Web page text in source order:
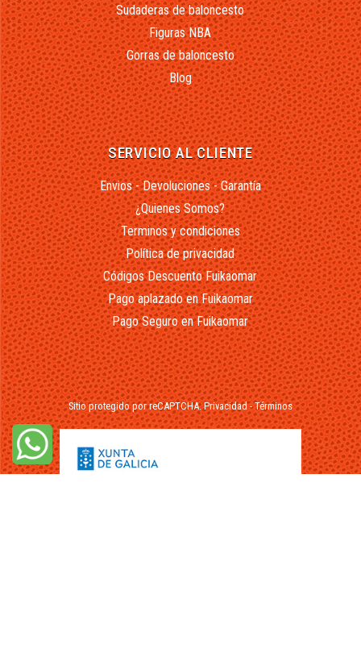
Sudaderas de baloncesto
Figuras NBA
Gorras de baloncesto
Blog
SERVICIO AL CLIENTE
Envios - Devoluciones - Garantía
¿Quienes Somos?
Terminos y condiciones
Política de privacidad
Códigos Descuento Fuikaomar
Pago aplazado en Fuikaomar
Pago Seguro en Fuikaomar
Sitio protegido por reCAPTCHA.Privacidad-Términos